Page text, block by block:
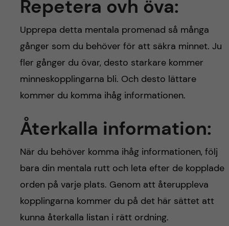
Repetera ovh öva:
Upprepa detta mentala promenad så många
gånger som du behöver för att säkra minnet. Ju
fler gånger du övar, desto starkare kommer
minneskopplingarna bli. Och desto lättare
kommer du komma ihåg informationen.
Återkalla information:
När du behöver komma ihåg informationen, följ
bara din mentala rutt och leta efter de kopplade
orden på varje plats. Genom att återuppleva
kopplingarna kommer du på det här sättet att
kunna återkalla listan i rätt ordning.